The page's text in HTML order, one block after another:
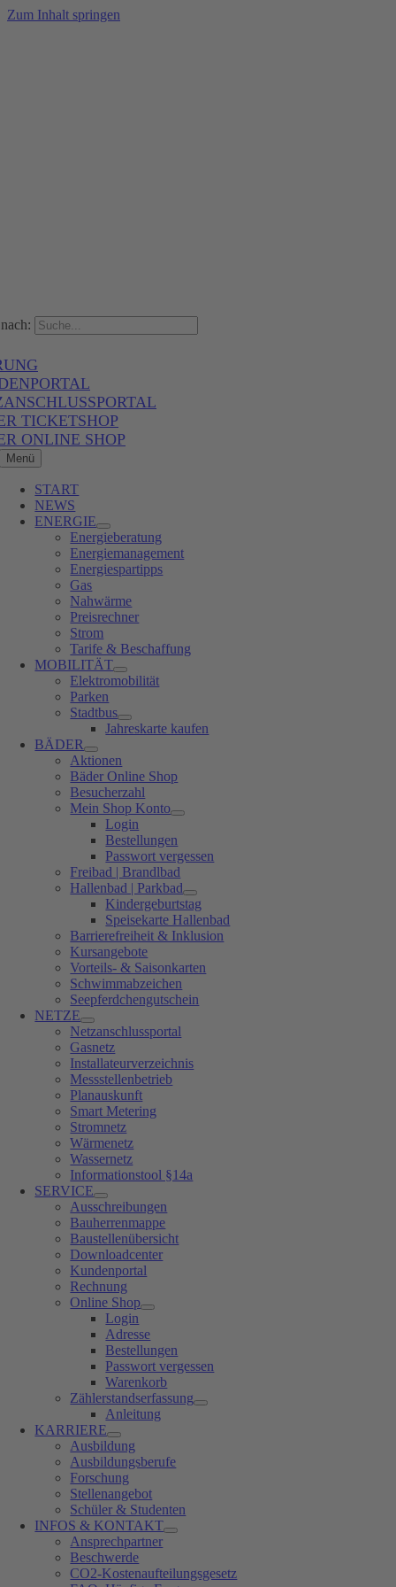
Zum Inhalt springen
TICKETSHOP
ONLINE SHOP
Menü
START
NEWS
ENERGIE
Energieberatung
Energiemanagement
Energiespartipps
Gas
Nahwärme
Preisrechner
Strom
Tarife & Beschaffung
MOBILITÄT
Elektromobilität
Parken
Stadtbus
Jahreskarte kaufen
BÄDER
Aktionen
Bäder Online Shop
Besucherzahl
Mein Shop Konto
Login
Bestellungen
Passwort vergessen
Freibad | Brandlbad
Hallenbad | Parkbad
Kindergeburtstag
Speisekarte Hallenbad
Barrierefreiheit & Inklusion
Kursangebote
Vorteils- & Saisonkarten
Schwimmabzeichen
Seepferdchengutschein
NETZE
Netzanschlussportal
Gasnetz
Installateurverzeichnis
Messstellenbetrieb
Planauskunft
Smart Metering
Stromnetz
Wärmenetz
Wassernetz
Informationstool §14a
SERVICE
Ausschreibungen
Bauherrenmappe
Baustellenübersicht
Downloadcenter
Kundenportal
Rechnung
Online Shop
Login
Adresse
Bestellungen
Passwort vergessen
Warenkorb
Zählerstandserfassung
Anleitung
KARRIERE
Ausbildung
Ausbildungsberufe
Forschung
Stellenangebot
Schüler & Studenten
INFOS & KONTAKT
Ansprechpartner
Beschwerde
CO2-Kostenaufteilungsgesetz